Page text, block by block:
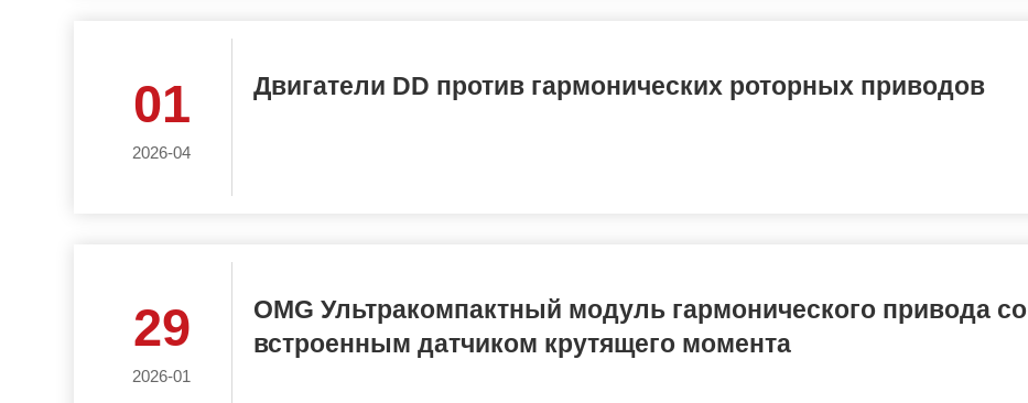
01
2026-04
Двигатели DD против гармонических роторных приводов
29
2026-01
OMG Ультракомпактный модуль гармонического привода со
встроенным датчиком крутящего момента